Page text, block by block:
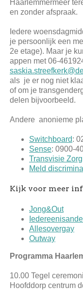
Haarlemmermeer
en zonder afspraak.
Iedere
je persoonlijk een
2e etage). Maar je
appen met 06-
als je er nog niet
of om je
delen bijvoorbeeld.
Andere anonieme
Switchboard:
Sense: 0900-
Transvisie Zorg
Meld
Kijk voor meer
Jong&Out
Allesovergay
Outway
Programma
10.00 Tegel
Hoofddorp centrum